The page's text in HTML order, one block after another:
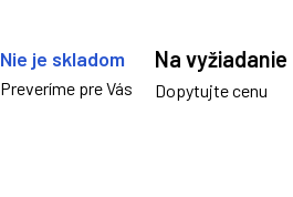
Nie je skladom
Preveríme pre Vás
Na vyžiadanie
Dopytujte cenu